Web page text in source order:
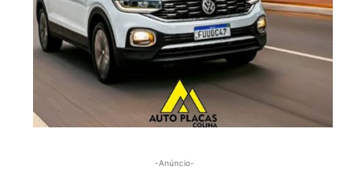
-Anúncio-